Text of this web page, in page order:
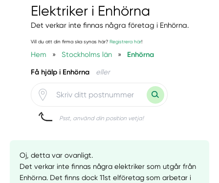
Elektriker i Enhörna
Det verkar inte finnas några företag i Enhörna.
Vill du att din firma ska synas här? Registrera här!
Hem » Stockholms län » Enhörna
Få hjälp i Enhörna eller
Psst, använd din position vetja!
Oj, detta var ovanligt.
Det verkar inte finnas några elektriker som utgår från
Enhörna. Det finns dock 11st elföretag som arbetar i